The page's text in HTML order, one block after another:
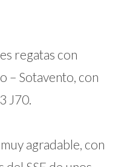
regatas con
– Sotavento, con
J70.
agradable, con